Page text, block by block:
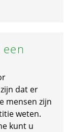
dat er
mensen zijn
weten.
kunt u